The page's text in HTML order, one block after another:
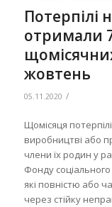
Потерпілі
отримали
жовтень
05.11.2020 /
Щомісяця
виробництві або
члени їх родин у
Фонду
які повністю або
через стійку